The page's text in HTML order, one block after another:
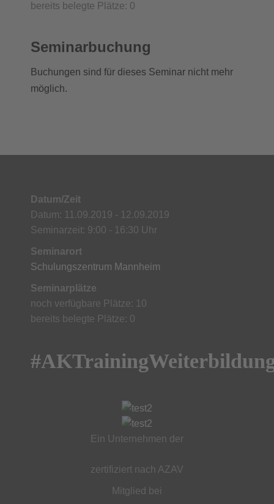
bereits belegte Plätze: 0
Seminarbuchung
Buchungen sind für dieses Seminar nicht mehr
möglich.
Datum/Zeit
Datum: 11.09.2019 - 12.09.2019
Seminarzeit: 9:00 - 16:30 Uhr
Seminarort
Schulungszentrum Mannheim
Seminarplätze
noch verfügbare Plätze: 10
bereits belegte Plätze: 0
Ein Unternehmen der
zertifiziert nach AZAV
Mitglied bei